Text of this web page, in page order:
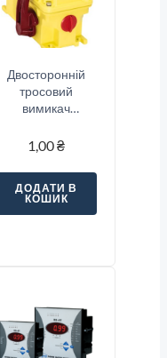
Двосторонній
тросовий
вимикач
зупинки Sitec
1,00₴
ДОДАТИ В
КОШИК